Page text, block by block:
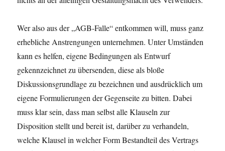
Wer also aus der „AGB-Falle“ entkommen will, muss ganz
erhebliche Anstrengungen unternehmen. Unter Umständen
kann es helfen, eigene Bedingungen als Entwurf
gekennzeichnet zu übersenden, diese als bloße
Diskussionsgrundlage zu bezeichnen und ausdrücklich um
eigene Formulierungen der Gegenseite zu bitten. Dabei
muss klar sein, dass man selbst alle Klauseln zur
Disposition stellt und bereit ist, darüber zu verhandeln,
welche Klausel in welcher Form Bestandteil des Vertrags